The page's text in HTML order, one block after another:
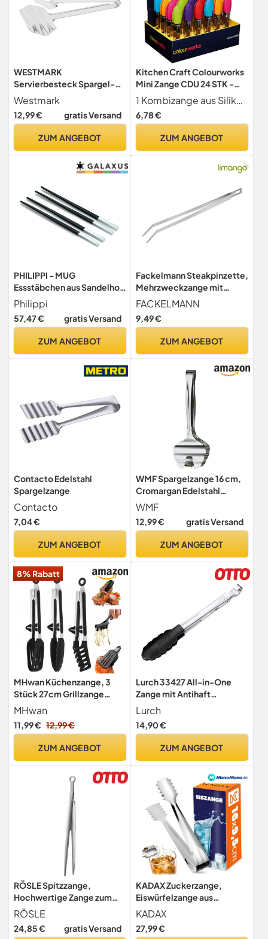
WESTMARK
Servierbesteck Spargel-
und Servierzange Edelstahl
Westmark
12,99 € gratis Versand
ZUM ANGEBOT
Kitchen Craft Colourworks
Mini Zange CDU 24 STK -
Farbig Sortiert
1 Kombizange aus Silikon und Edelstahl, Kitchen Craft, zufällige Farbauswahl.
6,78 €
ZUM ANGEBOT
PHILIPPI - MUG
Essstäbchen aus Sandelholz
2 Paar
Philippi
57,47 € gratis Versand
ZUM ANGEBOT
Fackelmann Steakpinzette,
Mehrzweckzange mit
ergonomisch geformten
Griffen, Greifzange für
kleines Grillgut (Farbe:
FACKELMANN
9,49 €
ZUM ANGEBOT
Contacto Edelstahl
Spargelzange
Contacto
7,04 €
ZUM ANGEBOT
WMF Spargelzange 16 cm,
Cromargan Edelstahl
poliert, Servierzange für
Spargel, Gemüse, Fisch,
spülmaschinengeeignet
WMF
12,99 € gratis Versand
ZUM ANGEBOT
8% Rabatt
MHwan Küchenzange, 3
Stück 27cm Grillzange
Edelstahl mit Ständer, BPA-
Frei
MHwan
11,99 € 12,99 €
ZUM ANGEBOT
Lurch 33427 All-in-One
Zange mit Antihaft
Enden/Küchenzange aus
Edelstahl und
hitzebeständigem Nylon,
Lurch
14,90 €
ZUM ANGEBOT
RÖSLE Spitzzange,
Hochwertige Zange zum
gezielten Greifen und
Wenden von Speisen beim
Grillen oder Braten,
RÖSLE
24,85 € gratis Versand
KADAX Zuckerzange,
Eiswürfelzange aus
Edelstahl, Eiszange mit
großen Zacken,
Servierzange für Eis,
KADAX
27,99 €